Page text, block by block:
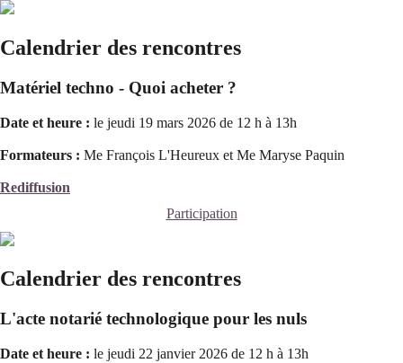
Calendrier des rencontres
Matériel techno - Quoi acheter ?
Date et heure : le jeudi 19 mars 2026 de 12 h à 13h
Formateurs : Me François L'Heureux et Me Maryse Paquin
Rediffusion
Participation
Calendrier des rencontres
L'acte notarié technologique pour les nuls
Date et heure : le jeudi 22 janvier 2026 de 12 h à 13h